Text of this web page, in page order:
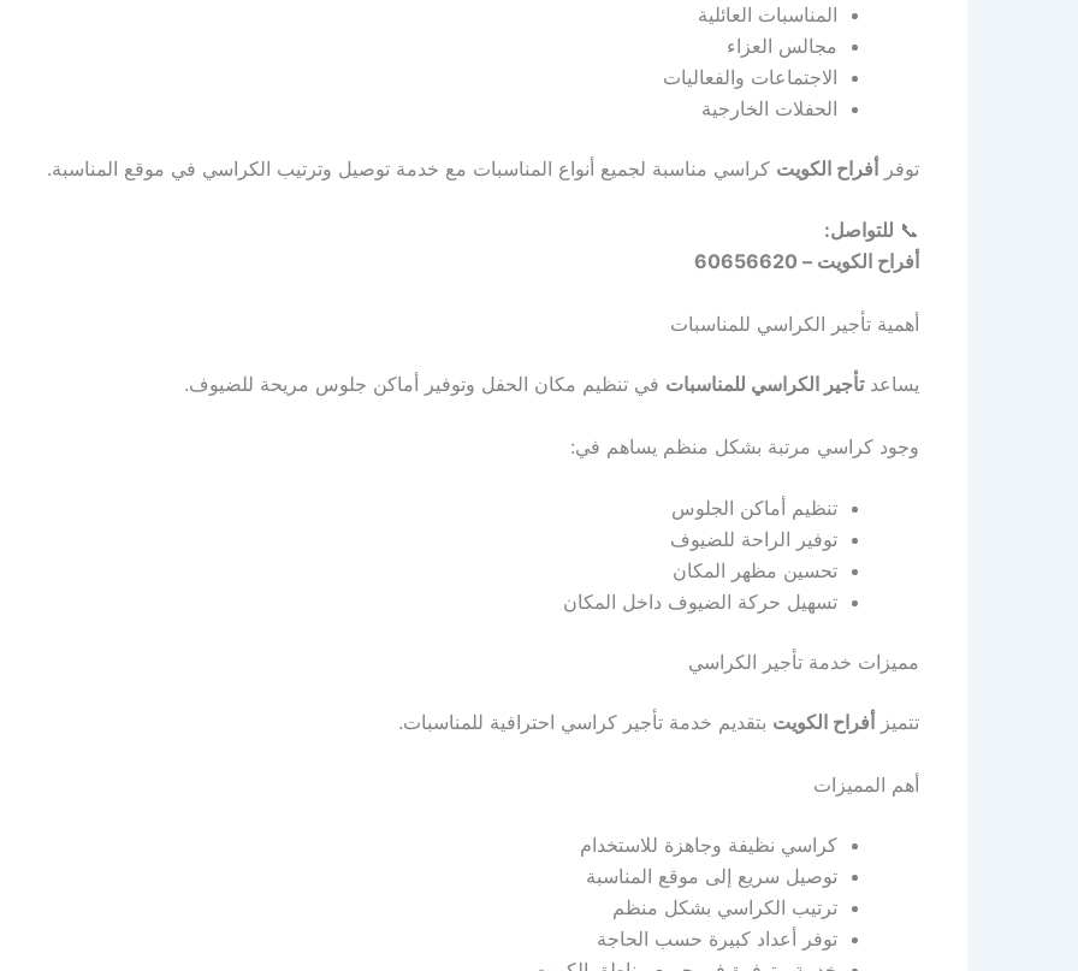
المناسبات العائلية
مجالس العزاء
الاجتماعات والفعاليات
الحفلات الخارجية
توفر أفراح الكويت كراسي مناسبة لجميع أنواع المناسبات مع خدمة توصيل وترتيب الكراسي في موقع المناسبة.
📞 للتواصل:
أفراح الكويت – 60656620
أهمية تأجير الكراسي للمناسبات
يساعدتأجير الكراسي للمناسبات في تنظيم مكان الحفل وتوفير أماكن جلوس مريحة للضيوف.
وجود كراسي مرتبة بشكل منظم يساهم في:
تنظيم أماكن الجلوس
توفير الراحة للضيوف
تحسين مظهر المكان
تسهيل حركة الضيوف داخل المكان
مميزات خدمة تأجير الكراسي
تتميز أفراح الكويت بتقديم خدمة تأجير كراسي احترافية للمناسبات.
أهم المميزات
كراسي نظيفة وجاهزة للاستخدام
توصيل سريع إلى موقع المناسبة
ترتيب الكراسي بشكل منظم
توفر أعداد كبيرة حسب الحاجة